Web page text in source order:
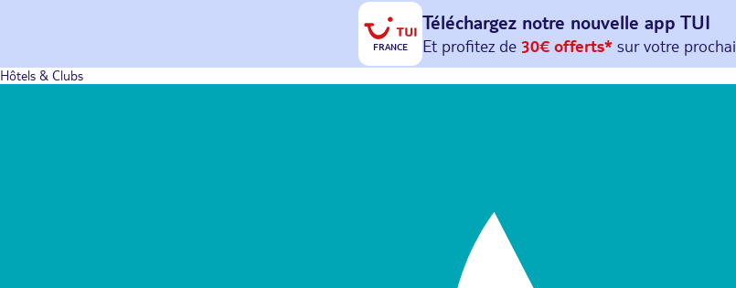
FRANCE
Téléchargez notre nouvelle app TUI
Et profitez de 30€ offerts*sur votreprochain
avec le code : HAPPYAPP
Hôtels & Clubs